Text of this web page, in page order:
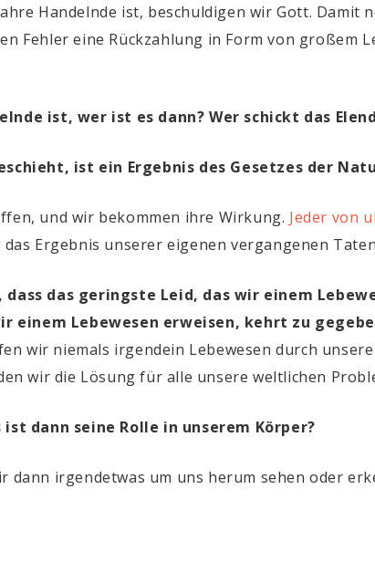
Handelnde ist, beschuldigen wir Gott.
Fehler eine Rückzahlung in Form von großem
ist, wer ist es dann? Wer schickt das
ist ein Ergebnis des Gesetzes der
und wir bekommen ihre Wirkung. Jeder von
Ergebnis unserer eigenen vergangenen
dass das geringste Leid, das wir einem
einem Lebewesen erweisen, kehrt zu
wir niemals irgendein Lebewesen durch
wir die Lösung für alle unsere weltlichen
dann seine Rolle in unserem Körper?
dann irgendetwas um uns herum sehen oder